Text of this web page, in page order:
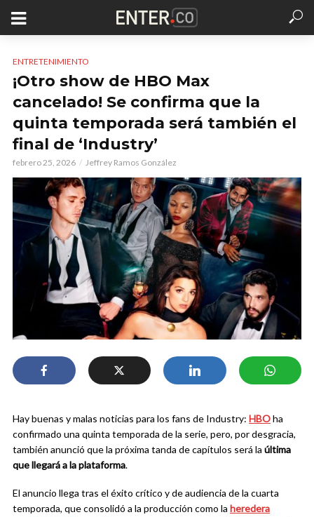
ENTRETENIMIENTO
¡Otro show de HBO Max
cancelado! Se confirma que la
quinta temporada será también el
final de ‘Industry’
febrero 25, 2026 Jeffrey Ramos González
Hay buenas y malas noticias para los fans de Industry: HBOha
confirmado una quinta temporada de la serie, pero, por desgracia,
también anunció que la próxima tanda de capítulos será la última
que llegará a la plataforma.
El anuncio llega tras el éxito crítico y de audiencia de la cuarta
temporada, que consolidó a la producción como la heredera